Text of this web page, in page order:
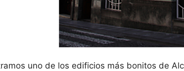
uno de los edificios más bonitos de